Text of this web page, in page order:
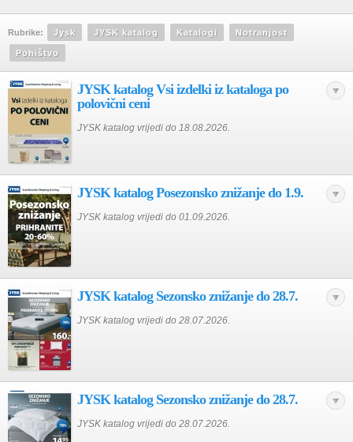
Rubrike: Jysk JYSK katalog Katalogi Notranjost
Pohištvo
JYSK katalog Vsi izdelki iz kataloga po
polovični ceni
JYSK katalog vrijedi do 18.08.2026.
JYSK katalog Posezonsko znižanje do 1.9.
JYSK katalog vrijedi do 01.09.2026.
JYSK katalog Sezonsko znižanje do 28.7.
JYSK katalog vrijedi do 28.07.2026.
JYSK katalog Sezonsko znižanje do 28.7.
JYSK katalog vrijedi do 28.07.2026.